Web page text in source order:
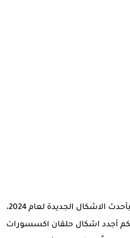
هل تبحثي عن صور حلقان بأحدث الاشكال الجديدة لعام 2024،
أجدد اشكال حلقان اكسسورات